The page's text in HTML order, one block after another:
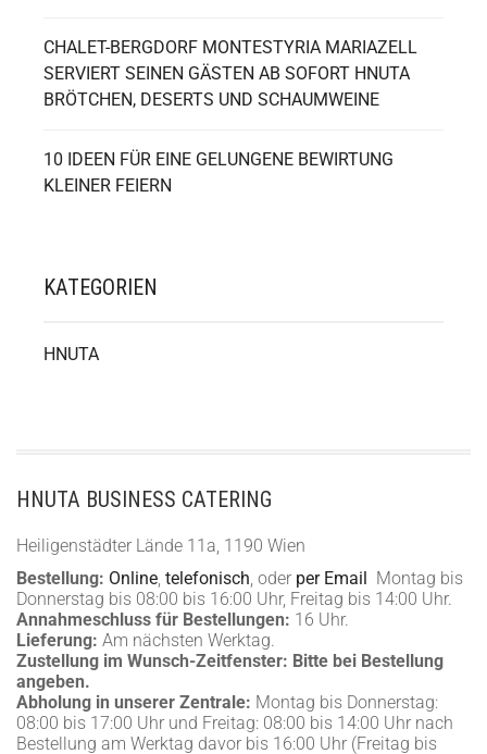
CHALET-BERGDORF MONTESTYRIA MARIAZELL
SERVIERT SEINEN GÄSTEN AB SOFORT HNUTA
BRÖTCHEN, DESERTS UND SCHAUMWEINE
10 IDEEN FÜR EINE GELUNGENE BEWIRTUNG
KLEINER FEIERN
KATEGORIEN
HNUTA
HNUTA BUSINESS CATERING
Heiligenstädter Lände 11a, 1190 Wien
Bestellung: Online, telefonisch, oder per Email
Montag bis
Donnerstag bis 08:00 bis 16:00 Uhr, Freitag bis 14:00 Uhr.
Annahmeschluss für Bestellungen: 16 Uhr.
Lieferung: Am nächsten Werktag.
Zustellung im Wunsch-Zeitfenster: Bitte bei Bestellung
angeben.
Abholung in unserer Zentrale: Montag bis Donnerstag:
08:00 bis 17:00 Uhr und Freitag: 08:00 bis 14:00 Uhr nach
Bestellung am Werktag davor bis 16:00 Uhr (Freitag bis